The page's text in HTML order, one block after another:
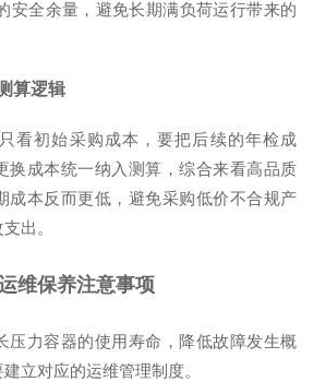
安全余量，避免长期满负荷运行带来的
算逻辑
看初始采购成本，要把后续的年检成
换成本统一纳入测算，综合来看高品质
成本反而更低，避免采购低价不合规产
出。
维保养注意事项
压力容器的使用寿命，降低故障发生概
立对应的运维管理制度。